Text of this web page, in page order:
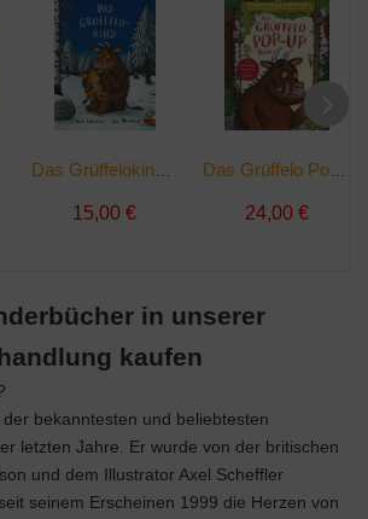
Das Grüffelokind | Buch
15,00 € 24,00 €
in unserer
kaufen
bekanntesten und beliebtesten
letzten Jahre. Er wurde von der britischen
und dem Illustrator Axel Scheffler
seinem Erscheinen 1999 die Herzen von